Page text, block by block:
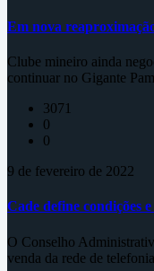
Em nova
Clube mineiro ainda
continuar no Gigante
3071
0
0
9 de fevereiro de 2022
Cade define condições
O Conselho
venda da rede de